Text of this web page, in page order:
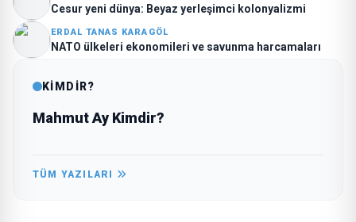
Cesur yeni dünya: Beyaz yerleşimci kolonyalizmi
ERDAL TANAS KARAGÖL
NATO ülkeleri ekonomileri ve savunma harcamaları
KİMDİR?
Mahmut Ay Kimdir?
TÜM YAZILARI